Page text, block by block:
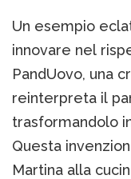
Un esempio
innovare nel
PandUovo, una
reinterpreta il
trasformandolo
Questa
Martina alla